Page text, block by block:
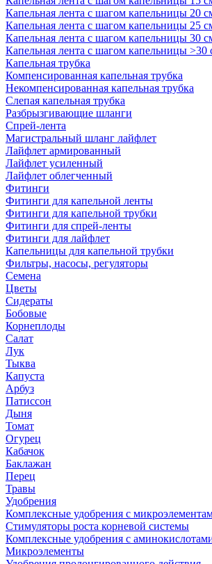
Капельная лента с шагом капельницы 20
Капельная лента с шагом капельницы 25
Капельная лента с шагом капельницы 30
Капельная лента с шагом капельницы >30
Капельная трубка
Компенсированная капельная трубка
Некомпенсированная капельная трубка
Слепая капельная трубка
Разбрызгивающие шланги
Спрей-лента
Магистральный шланг лайфлет
Лайфлет армированный
Лайфлет усиленный
Лайфлет облегченный
Фитинги
Фитинги для капельной ленты
Фитинги для капельной трубки
Фитинги для спрей-ленты
Фитинги для лайфлет
Капельницы для капельной трубки
Фильтры, насосы, регуляторы
Семена
Цветы
Сидераты
Бобовые
Корнеплоды
Салат
Лук
Тыква
Капуста
Арбуз
Патиссон
Дыня
Томат
Огурец
Кабачок
Баклажан
Перец
Травы
Удобрения
Комплексные удобрения с
Стимуляторы роста корневой системы
Комплексные удобрения с
Микроэлементы